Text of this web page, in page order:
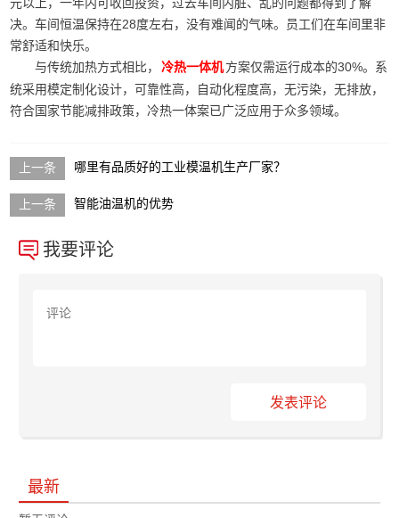
决。车间恒温保持在28度左右，没有难闻的气味。员工们在车间里非
常舒适和快乐。
与传统加热方式相比，
冷热一体机方案仅需运行成本的30%。系
统采用模定制化设计，可靠性高，自动化程度高，无污染，无排放，
符合国家节能减排政策，冷热一体案已广泛应用于众多领域。
哪里有品质好的工业模温机生产厂家？
智能油温机的优势
我要评论
发表评论
最新